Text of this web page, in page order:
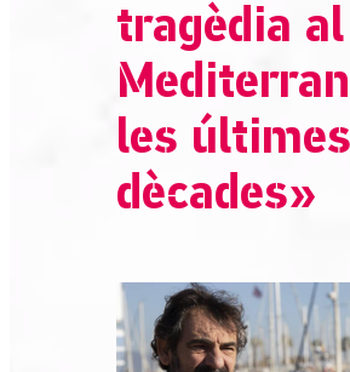
tragèdia al
les últimes
dècades»